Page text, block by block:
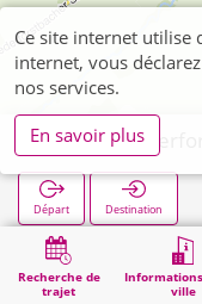
Recherche de
trajet
ville
Brand
Départ Destination
Démarrage Brand
Ce site internet utilise
internet, vous
nos services.
En savoir plus